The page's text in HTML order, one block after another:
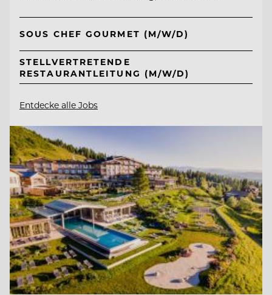
SOUS CHEF GOURMET (M/W/D)
STELLVERTRETENDE
RESTAURANTLEITUNG (M/W/D)
Entdecke alle Jobs